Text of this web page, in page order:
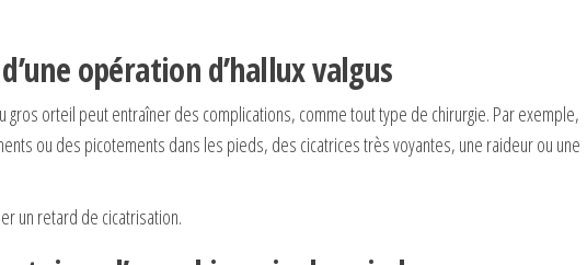
opération d’hallux valgus
gros orteil peut entraîner des complications, comme tout type de chirurgie. Par exemple,
ou des picotements dans les pieds, des cicatrices très voyantes, une raideur ou une
un retard de cicatrisation.